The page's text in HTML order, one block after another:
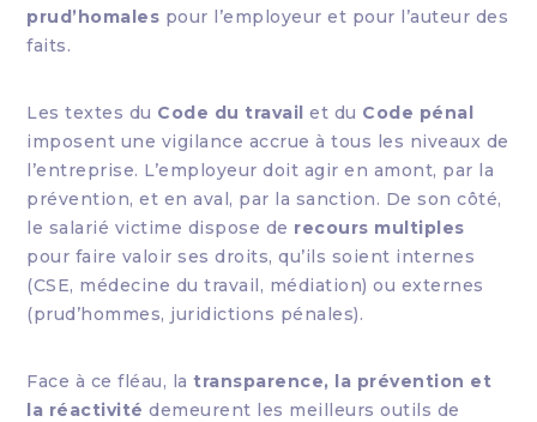
prud’homales pour l’employeur et pour l’auteur des
faits.
Les textes du Code du travail et du Code pénal
imposent une vigilance accrue à tous les niveaux de
l’entreprise. L’employeur doit agir en amont, par la
prévention, et en aval, par la sanction. De son côté,
le salarié victime dispose de recours multiples
pour faire valoir ses droits, qu’ils soient internes
(CSE, médecine du travail, médiation) ou externes
(prud’hommes, juridictions pénales).
Face à ce fléau, la transparence, la prévention et
la réactivité demeurent les meilleurs outils de